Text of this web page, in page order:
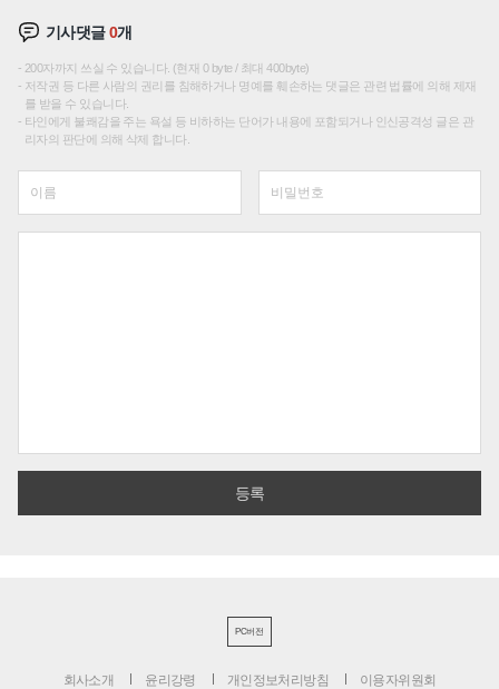
기사댓글0개
200자까지 쓰실 수 있습니다. (현재 0 byte / 최대 400byte)
저작권 등 다른 사람의 권리를 침해하거나 명예를 훼손하는 댓글은 관련 법률에 의해 제재
를 받을 수 있습니다.
타인에게 불쾌감을 주는 욕설 등 비하하는 단어가 내용에 포함되거나 인신공격성 글은 관
리자의 판단에 의해 삭제 합니다.
PC버전
회사소개 윤리강령 개인정보처리방침 이용자위원회